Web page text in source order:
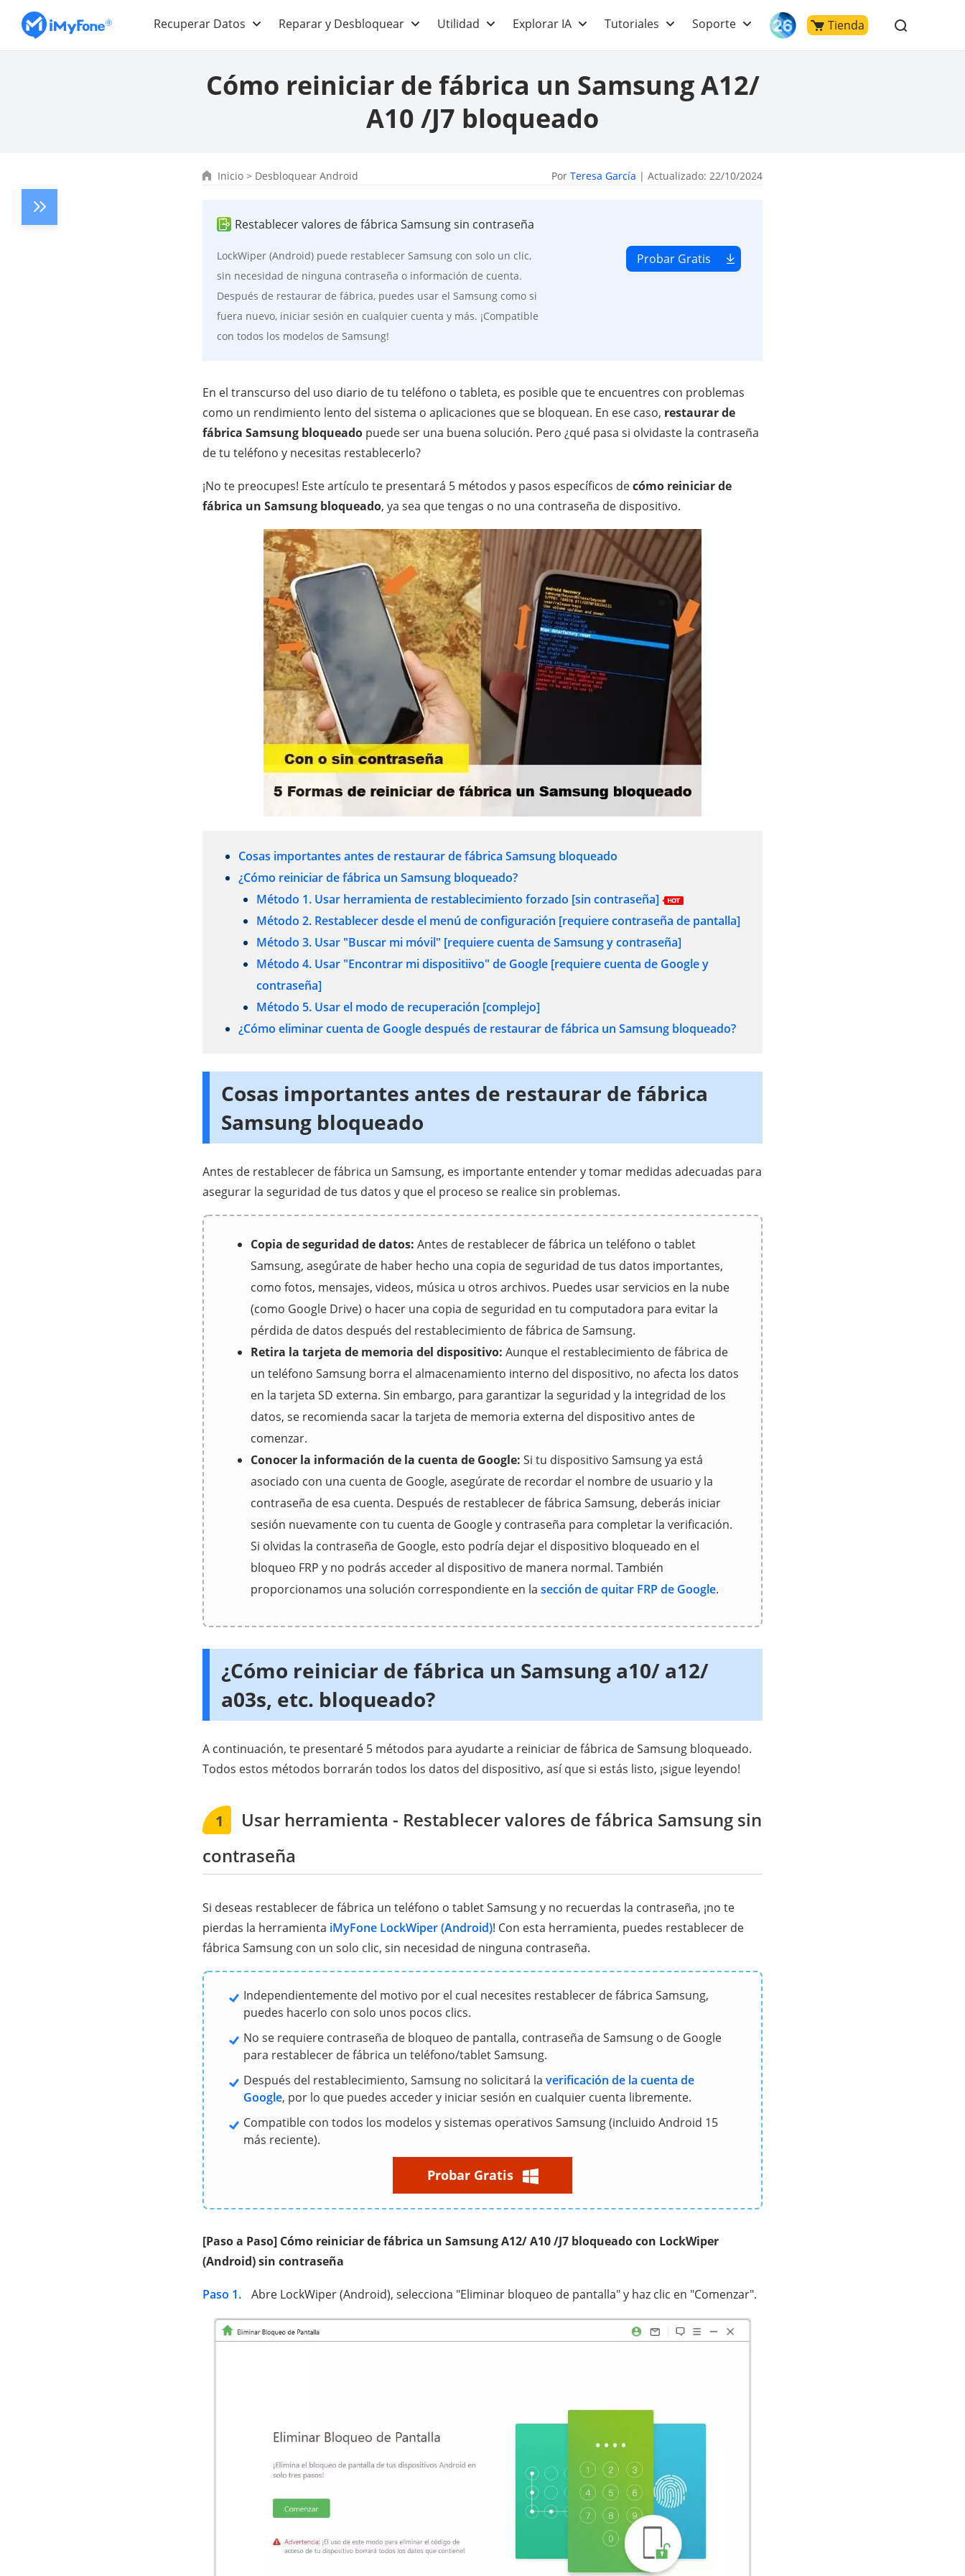
Recuperar Datos Reparar y Desbloquear Utilidad Explorar IA Tutoriales Soporte Tienda
Cómo reiniciar de fábrica un Samsung A12/
A10 /J7 bloqueado
Inicio > Desbloquear Android Por Teresa García | Actualizado: 22/10/2024
Restablecer valores de fábrica Samsung sin contraseña
LockWiper (Android) puede restablecer Samsung con solo un clic,
sin necesidad de ninguna contraseña o información de cuenta.
Después de restaurar de fábrica, puedes usar el Samsung como si
fuera nuevo, iniciar sesión en cualquier cuenta y más. ¡Compatible
con todos los modelos de Samsung!
Probar Gratis
En el transcurso del uso diario de tu teléfono o tableta, es posible que te encuentres con problemas
como un rendimiento lento del sistema o aplicaciones que se bloquean. En ese caso, restaurar de
fábrica Samsung bloqueado puede ser una buena solución. Pero ¿qué pasa si olvidaste la contraseña
de tu teléfono y necesitas restablecerlo?
¡No te preocupes! Este artículo te presentará 5 métodos y pasos específicos decómo reiniciar de
fábrica un Samsung bloqueado, ya sea que tengas o no una contraseña de dispositivo.
Cosas importantes antes de restaurar de fábrica Samsung bloqueado
¿Cómo reiniciar de fábrica un Samsung bloqueado?
Método 1. Usar herramienta de restablecimiento forzado [sin contraseña]
Método 2. Restablecer desde el menú de configuración [requiere contraseña de pantalla]
Método 3. Usar "Buscar mi móvil" [requiere cuenta de Samsung y contraseña]
Método 4. Usar "Encontrar mi dispositiivo" de Google [requiere cuenta de Google y
contraseña]
Método 5. Usar el modo de recuperación [complejo]
¿Cómo eliminar cuenta de Google después de restaurar de fábrica un Samsung bloqueado?
Cosas importantes antes de restaurar de fábrica
Samsung bloqueado
Antes de restablecer de fábrica un Samsung, es importante entender y tomar medidas adecuadas para
asegurar la seguridad de tus datos y que el proceso se realice sin problemas.
Copia de seguridad de datos: Antes de restablecer de fábrica un teléfono o tablet
Samsung, asegúrate de haber hecho una copia de seguridad de tus datos importantes,
como fotos, mensajes, videos, música u otros archivos. Puedes usar servicios en la nube
(como Google Drive) o hacer una copia de seguridad en tu computadora para evitar la
pérdida de datos después del restablecimiento de fábrica de Samsung.
Retira la tarjeta de memoria del dispositivo: Aunque el restablecimiento de fábrica de
un teléfono Samsung borra el almacenamiento interno del dispositivo, no afecta los datos
en la tarjeta SD externa. Sin embargo, para garantizar la seguridad y la integridad de los
datos, se recomienda sacar la tarjeta de memoria externa del dispositivo antes de
comenzar.
Conocer la información de la cuenta de Google: Si tu dispositivo Samsung ya está
asociado con una cuenta de Google, asegúrate de recordar el nombre de usuario y la
contraseña de esa cuenta. Después de restablecer de fábrica Samsung, deberás iniciar
sesión nuevamente con tu cuenta de Google y contraseña para completar la verificación.
Si olvidas la contraseña de Google, esto podría dejar el dispositivo bloqueado en el
bloqueo FRP y no podrás acceder al dispositivo de manera normal. También
proporcionamos una solución correspondiente en la sección de quitar FRP de Google.
¿Cómo reiniciar de fábrica un Samsung a10/ a12/
a03s, etc. bloqueado?
A continuación, te presentaré 5 métodos para ayudarte a reiniciar de fábrica de Samsung bloqueado.
Todos estos métodos borrarán todos los datos del dispositivo, así que si estás listo, ¡sigue leyendo!
1
Usar herramienta - Restablecer valores de fábrica Samsung sin
contraseña
Si deseas restablecer de fábrica un teléfono o tablet Samsung y no recuerdas la contraseña, ¡no te
pierdas la herramienta iMyFone LockWiper (Android)! Con esta herramienta, puedes restablecer de
fábrica Samsung con un solo clic, sin necesidad de ninguna contraseña.
Independientemente del motivo por el cual necesites restablecer de fábrica Samsung,
puedes hacerlo con solo unos pocos clics.
No se requiere contraseña de bloqueo de pantalla, contraseña de Samsung o de Google
para restablecer de fábrica un teléfono/tablet Samsung.
Después del restablecimiento, Samsung no solicitará la verificación de la cuenta de
Google, por lo que puedes acceder y iniciar sesión en cualquier cuenta libremente.
Compatible con todos los modelos y sistemas operativos Samsung (incluido Android 15
más reciente).
Probar Gratis
[Paso a Paso] Cómo reiniciar de fábrica un Samsung A12/ A10 /J7 bloqueado con LockWiper
(Android) sin contraseña
Paso 1. Abre LockWiper (Android), selecciona "Eliminar bloqueo de pantalla" y haz clic en "Comenzar".